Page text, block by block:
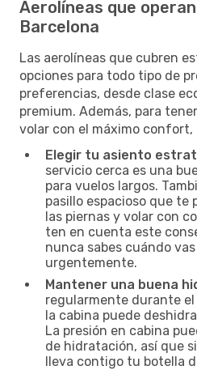
Aerolíneas que
Barcelona
Las aerolíneas que cubren
opciones para todo tipo de
preferencias, desde clase
premium. Además, para
volar con el máximo confort,
Elegir tu asiento
servicio cerca es una
para vuelos largos.
pasillo espacioso que te
las piernas y volar con
ten en cuenta este
nunca sabes cuándo
urgentemente.
Mantener una buena
regularmente durante
la cabina puede
La presión en cabina
de hidratación, así que
lleva contigo tu botella